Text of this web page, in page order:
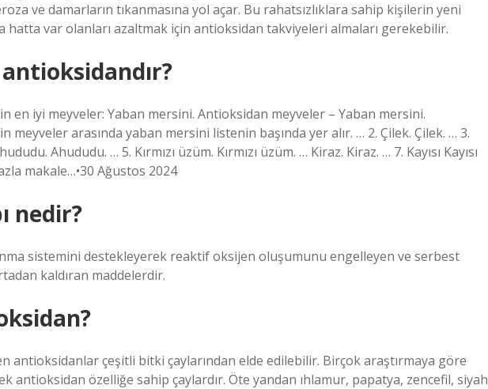
ve damarların tıkanmasına yol açar. Bu rahatsızlıklara sahip kişilerin yeni
hatta var olanları azaltmak için antioksidan takviyeleri almaları gerekebilir.
en iyi meyveler: Yaban mersini. Antioksidan meyveler – Yaban mersini.
meyveler arasında yaban mersini listenin başında yer alır. … 2. Çilek. Çilek. … 3.
Ahududu. … 5. Kırmızı üzüm. Kırmızı üzüm. … Kiraz. Kiraz. … 7. Kayısı Kayısı
makale…•30 Ağustos 2024
nedir?
sistemini destekleyerek reaktif oksijen oluşumunu engelleyen ve serbest
kaldıran maddelerdir.
antioksidanlar çeşitli bitki çaylarından elde edilebilir. Birçok araştırmaya göre
antioksidan özelliğe sahip çaylardır. Öte yandan ıhlamur, papatya, zencefil, siyah